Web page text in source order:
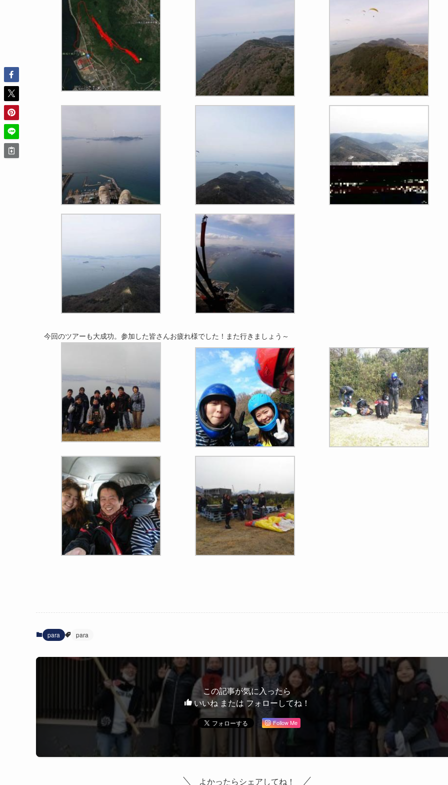
今回のツアーも大成功。参加した皆さんお疲れ様でした！また行きましょう～
para para
この記事が気に入ったら
いいね または フォローしてね！
Follow Me
よかったらシェアしてね！